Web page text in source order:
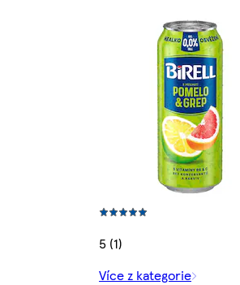
5 (1)
Více z kategorie